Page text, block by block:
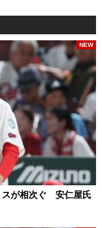
スが相次ぐ 安仁屋氏
NEW